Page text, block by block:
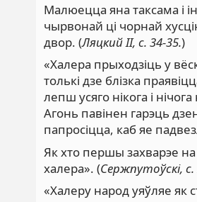
Малюецца яна таксама і
чырвонай ці чорнай
двор. (Ляцкий II, с. 34-35.)
«Халера прыходзіць у
толькі дзе блізка
лепш усяго нікога і
Агонь павінен гарэць
папросіцца, каб яе
Як хто першы захварэе
халера». (Сержпутоўскі, с.
«Халеру народ уяўляе як